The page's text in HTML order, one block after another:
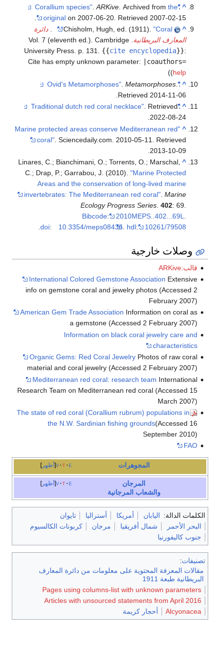
^
"Corallium species"
.ARKive . Archived fromthe
original on 2007-06-20 . Retrieved 2007-02-15
^
Chisholm, Hugh, ed. (1911)."Coral"
. دائرة
المعارف البريطانية . Vol. 7 (eleventh ed.). Cambridge
University Press. p. 131. {{cite encyclopedia}}:
Cite has empty unknown parameter:
|coauthors=
(help
)
^
"Ovid's Metamorphoses"
.Metamorphoses .
Retrieved 2014-11-06
^
"Traditional dutch red coral necklace"
. Retrieved
2022-08-24
.
^
"Marine protected areas conserve Mediterranean red
coral" . Sciencedaily.com. 2010-05-11
. Retrieved
2013-10-09
^
Linares, C.; Bianchimani, O.; Torrents, O.; Marschal,
C.; Drap, P.; Garrabou, J. (2010)."Marine Protected
Areas and the conservation of long-lived marine
invertebrates: The Mediterranean red coral" .Marine
Ecology Progress Series .402: 69.
Bibcode: 2010MEPS..402...69L
doi: 10.3354/meps08436 hdl: 10261/79508
.
وصلات خارجية
قالب:ARKive
International Colored Gemstone Association Extensive
info on gemstone coral and jewelry photos (Accessed 2
February 2007)
American Gem Trade Association Information on coral as
a gemstone (Accessed 2 February 2007)
Information on black coral jewelry care and
characteristics
Organic Gems: Red Coral JewelryPhotos of raw coral
material and coral jewelry (Accessed 2 February 2007)
Mediterranean red coral: research team International
Research Team on Mediterranean red coral (Accessed 15
March 2007)
The state of red coral (Corallium rubrum) populations in
the N.W. Sardinian fishing grounds(Accessed 16
September 2010)
FAO
أظهر v t e المجوهرات
أظهر v t e
المرجان
والشعاب المرجانية
الكلمات الدالة: اليابان أمريكا أستراليا
تايوان
البحر الأحمر
شمال أفريقيا مرجان
كربونات الكالسيوم
جنوب كاليفورنيا
تصنيفات:
مقالات المعرفة المحتوية على معلومات من دائرة المعارف
البريطانية طبعة 1911
Pages using columns-list with unknown parameters
Articles with unsourced statements from April 2016
Alcyonacea
أحجار كريمة